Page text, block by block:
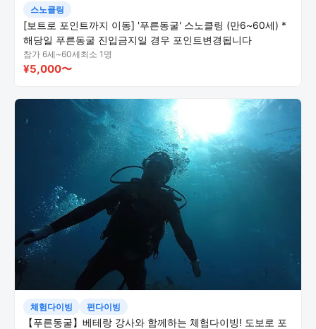
스노클링
[보트로 포인트까지 이동] '푸른동굴' 스노클링 (만6~60세) *
해당일 푸른동굴 진입금지일 경우 포인트변경됩니다
참가 6세~60세최소 1명
¥5,000〜
체험다이빙 펀다이빙
【푸른동굴】베테랑 강사와 함께하는 체험다이빙! 도보로 포